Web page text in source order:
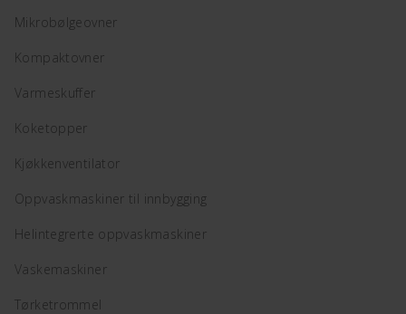
Mikrobølgeovner
Kompaktovner
Varmeskuffer
Koketopper
Kjøkkenventilator
Oppvaskmaskiner til innbygging
Helintegrerte oppvaskmaskiner
Vaskemaskiner
Tørketrommel